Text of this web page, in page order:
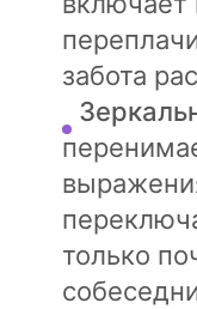
забота
только